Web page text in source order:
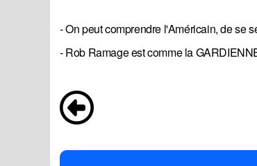
- On peut comprendre l'Américain, de se
- Rob Ramage est comme la